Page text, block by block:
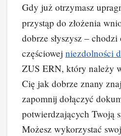
Gdy już otrzymasz
przystąp do złożenia
dobrze słyszysz – chodzi
częściowej niezdolności
ZUS ERN, który należy
Cię jak dobrze znany
zapomnij dołączyć
potwierdzających Twoją
Możesz wykorzystać